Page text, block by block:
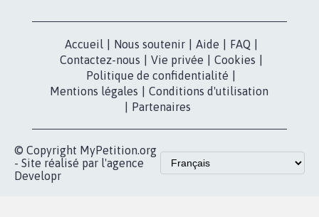
Accueil Nous soutenir Aide FAQ
Contactez-nous
Vie privée Cookies
Politique de confidentialité
Mentions légales
Conditions d'utilisation
Partenaires
© Copyright MyPetition.org
- Site réalisé par l'agence
Developr